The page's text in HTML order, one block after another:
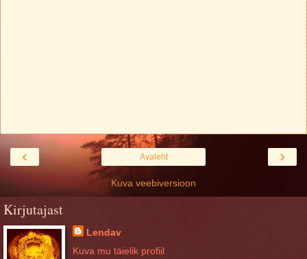
‹ ›
Avaleht
Kuva veebiversioon
Kirjutajast
Lendav
Kuva mu täielik profiil